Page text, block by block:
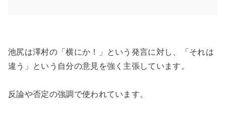
池尻は澤村の「横にか！」という発言に対し、「それは
違う」という自分の意見を強く主張しています。
反論や否定の強調で使われています。